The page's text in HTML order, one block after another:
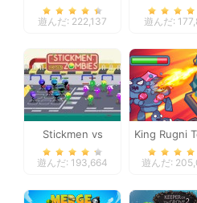
遊んだ: 222,137 遊んだ:
Stickmen vs
Zombies
遊んだ: 193,664
King Rugni
Defense
遊んだ: